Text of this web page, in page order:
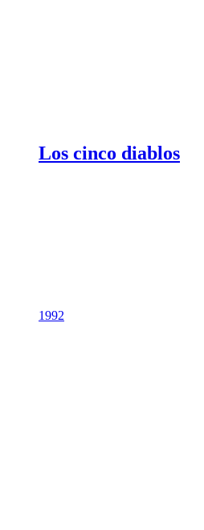
Los cinco diablos
1992